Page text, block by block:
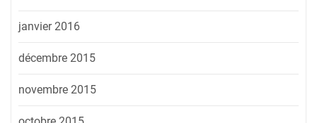
janvier 2016
décembre 2015
novembre 2015